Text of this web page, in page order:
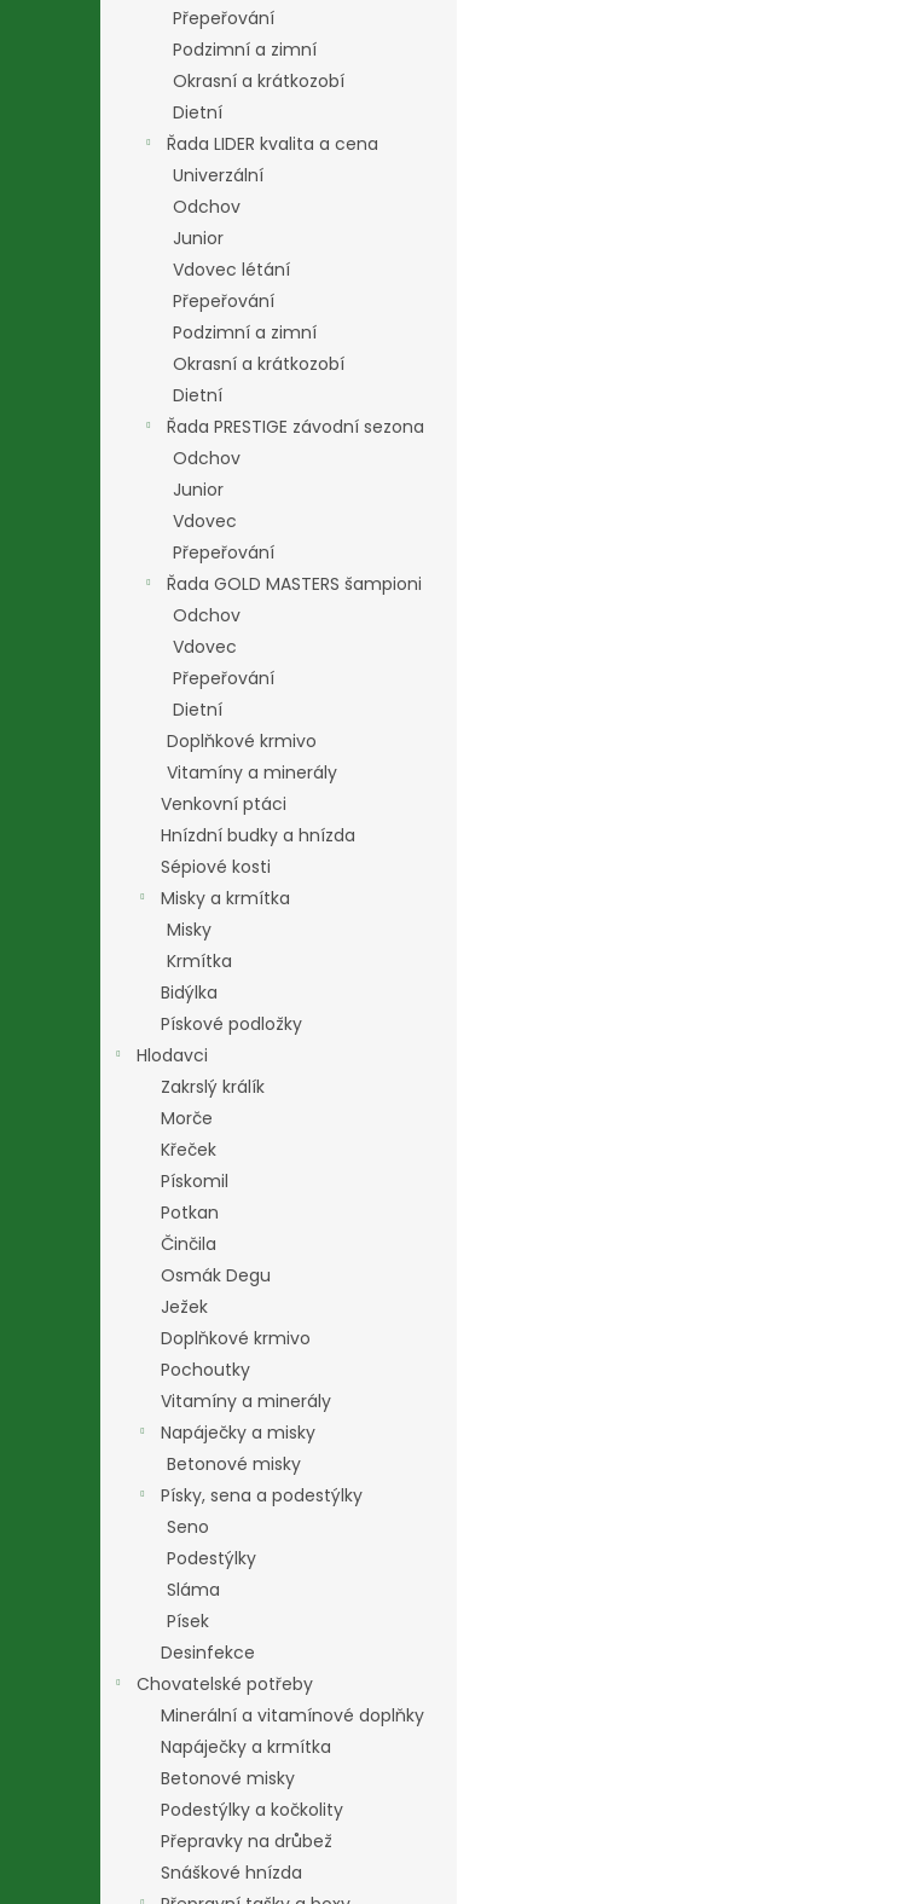
Přepeřování
Podzimní a zimní
Okrasní a krátkozobí
Dietní
Řada LIDER kvalita a cena
Univerzální
Odchov
Junior
Vdovec létání
Přepeřování
Podzimní a zimní
Okrasní a krátkozobí
Dietní
Řada PRESTIGE závodní sezona
Odchov
Junior
Vdovec
Přepeřování
Řada GOLD MASTERS šampioni
Odchov
Vdovec
Přepeřování
Dietní
Doplňkové krmivo
Vitamíny a minerály
Venkovní ptáci
Hnízdní budky a hnízda
Sépiové kosti
Misky a krmítka
Misky
Krmítka
Bidýlka
Pískové podložky
Hlodavci
Zakrslý králík
Morče
Křeček
Pískomil
Potkan
Činčila
Osmák Degu
Ježek
Doplňkové krmivo
Pochoutky
Vitamíny a minerály
Napáječky a misky
Betonové misky
Písky, sena a podestýlky
Seno
Podestýlky
Sláma
Písek
Desinfekce
Chovatelské potřeby
Minerální a vitamínové doplňky
Napáječky a krmítka
Betonové misky
Podestýlky a kočkolity
Přepravky na drůbež
Snáškové hnízda